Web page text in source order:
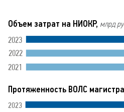
Объем затрат на НИОКР, млрд
2023
2022
2021
Протяженность ВОЛС
2023